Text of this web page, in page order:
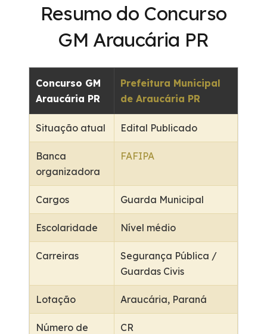
Resumo do Concurso
GM Araucária PR
Concurso GM
Araucária PR
Prefeitura Municipal
de Araucária PR
Situação atual Edital Publicado
Banca
organizadora
FAFIPA
Cargos Guarda Municipal
Escolaridade Nível médio
Carreiras
Segurança Pública /
Guardas Civis
Lotação Araucária, Paraná
Número de
CR